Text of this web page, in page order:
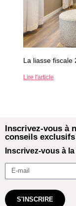
La liasse fiscale
Lire l'article
Inscrivez-vous à
conseils
Inscrivez-vous à
S'INSCRIRE